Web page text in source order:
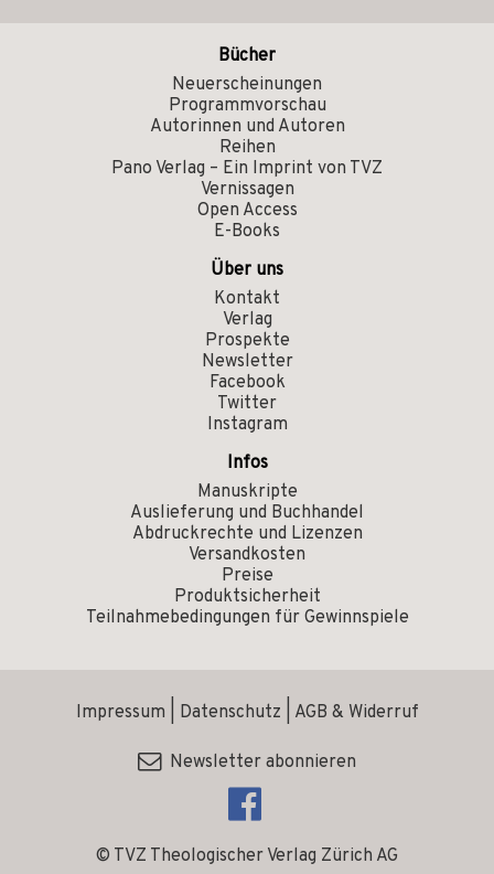
Bücher
Neuerscheinungen
Programmvorschau
Autorinnen und Autoren
Reihen
Pano Verlag – Ein Imprint von TVZ
Vernissagen
Open Access
E-Books
Über uns
Kontakt
Verlag
Prospekte
Newsletter
Facebook
Twitter
Instagram
Infos
Manuskripte
Auslieferung und Buchhandel
Abdruckrechte und Lizenzen
Versandkosten
Preise
Produktsicherheit
Teilnahmebedingungen für Gewinnspiele
© TVZ Theologischer Verlag Zürich AG
Impressum Datenschutz AGB & Widerruf
Newsletter abonnieren